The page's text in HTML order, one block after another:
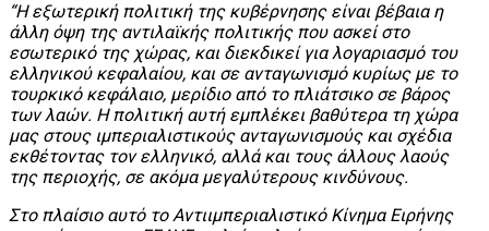
“Η εξωτερική πολιτική της κυβέρνησης είναι βέβαια η
άλλη όψη της αντιλαϊκής πολιτικής που ασκεί στο
εσωτερικό της χώρας, και διεκδικεί για λογαριασμό του
ελληνικού κεφαλαίου, και σε ανταγωνισμό κυρίως με το
τουρκικό κεφάλαιο, μερίδιο από το πλιάτσικο σε βάρος
των λαών. Η πολιτική αυτή εμπλέκει βαθύτερα τη χώρα
μας στους ιμπεριαλιστικούς ανταγωνισμούς και σχέδια
εκθέτοντας τον ελληνικό, αλλά και τους άλλους λαούς
της περιοχής, σε ακόμα μεγαλύτερους κινδύνους.
Στο πλαίσιο αυτό το Αντιιμπεριαλιστικό Κίνημα Ειρήνης